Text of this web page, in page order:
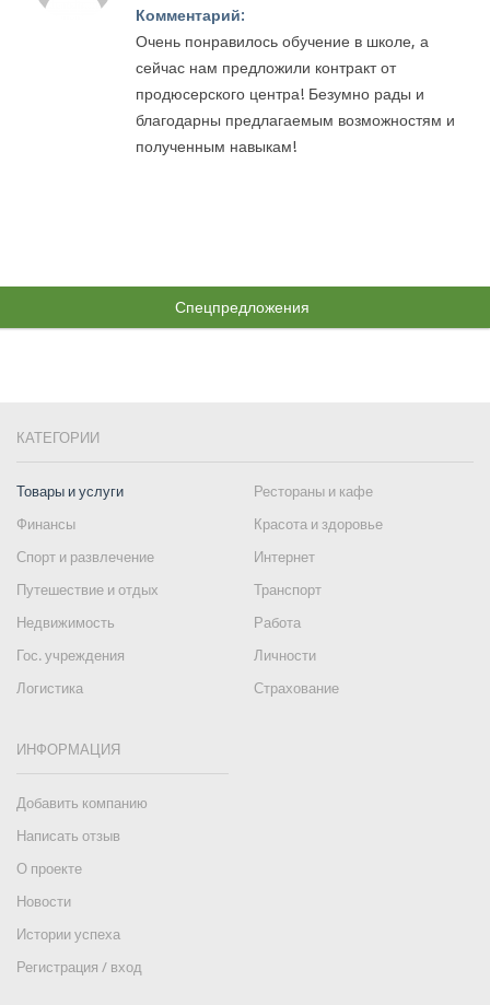
Комментарий:
Очень понравилось обучение в школе, а
сейчас нам предложили контракт от
продюсерского центра! Безумно рады и
благодарны предлагаемым возможностям и
полученным навыкам!
Спецпредложения
КАТЕГОРИИ
Товары и услуги
Рестораны и кафе
Финансы
Красота и здоровье
Спорт и развлечение
Интернет
Путешествие и отдых
Транспорт
Недвижимость
Работа
Гос. учреждения
Личности
Логистика
Страхование
ИНФОРМАЦИЯ
Добавить компанию
Написать отзыв
О проекте
Новости
Истории успеха
Регистрация / вход